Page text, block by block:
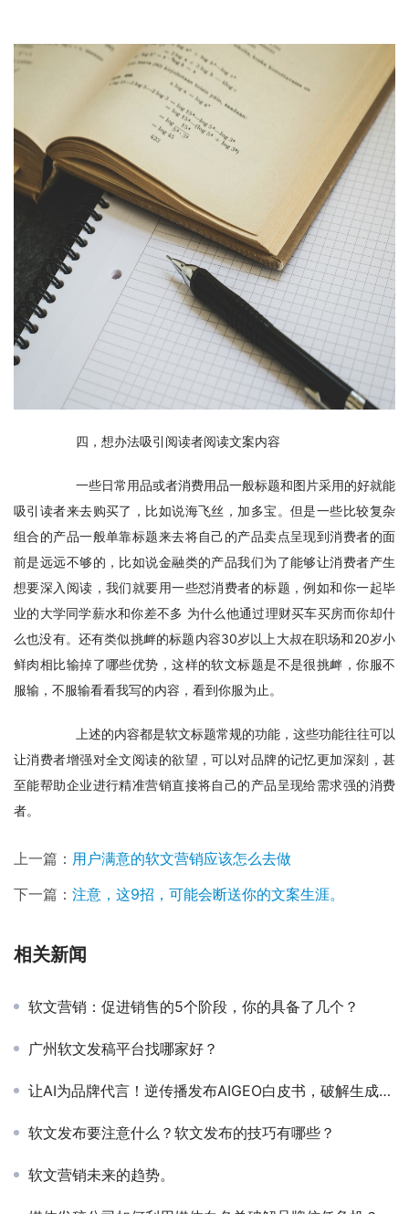
四，想办法吸引阅读者阅读文案内容
一些日常用品或者消费用品一般标题和图片采用的好就能
吸引读者来去购买了，比如说海飞丝，加多宝。但是一些比较复杂
组合的产品一般单靠标题来去将自己的产品卖点呈现到消费者的面
前是远远不够的，比如说金融类的产品我们为了能够让消费者产生
想要深入阅读，我们就要用一些怼消费者的标题，例如和你一起毕
业的大学同学薪水和你差不多 为什么他通过理财买车买房而你却什
么也没有。还有类似挑衅的标题内容30岁以上大叔在职场和20岁小
鲜肉相比输掉了哪些优势，这样的软文标题是不是很挑衅，你服不
服输，不服输看看我写的内容，看到你服为止。
上述的内容都是软文标题常规的功能，这些功能往往可以
让消费者增强对全文阅读的欲望，可以对品牌的记忆更加深刻，甚
至能帮助企业进行精准营销直接将自己的产品呈现给需求强的消费
者。
上一篇： 用户满意的软文营销应该怎么去做
下一篇： 注意，这9招，可能会断送你的文案生涯。
相关新闻
软文营销：促进销售的5个阶段，你的具备了几个？
广州软文发稿平台找哪家好？
让AI为品牌代言！逆传播发布AIGEO白皮书，破解生成式AI营销密码
软文发布要注意什么？软文发布的技巧有哪些？
软文营销未来的趋势。